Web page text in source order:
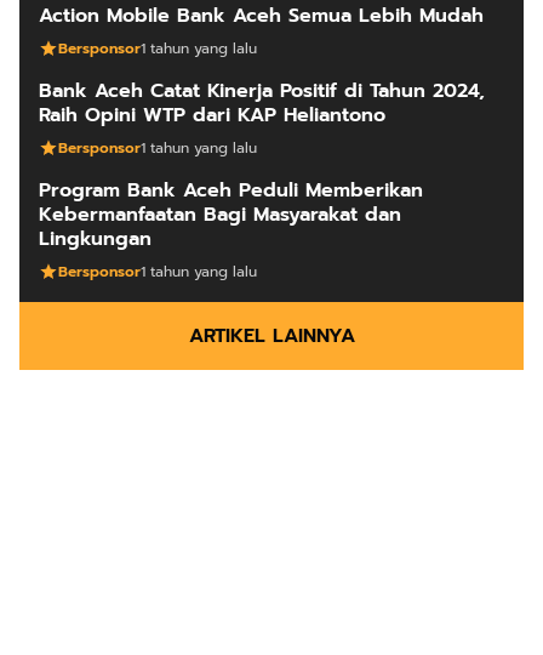
Action Mobile Bank Aceh Semua Lebih Mudah
Bersponsor1 tahun yang lalu
Bank Aceh Catat Kinerja Positif di Tahun 2024,
Raih Opini WTP dari KAP Heliantono
Bersponsor1 tahun yang lalu
Program Bank Aceh Peduli Memberikan
Kebermanfaatan Bagi Masyarakat dan
Lingkungan
Bersponsor1 tahun yang lalu
ARTIKEL LAINNYA